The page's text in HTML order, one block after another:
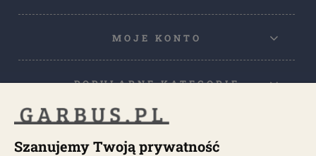
MOJE KONTO
POPULARNE KATEGORIE
Szanujemy Twoją prywatność